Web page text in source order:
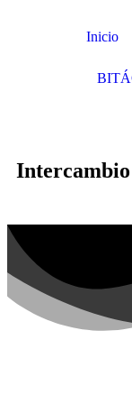
Inicio
Intercambio